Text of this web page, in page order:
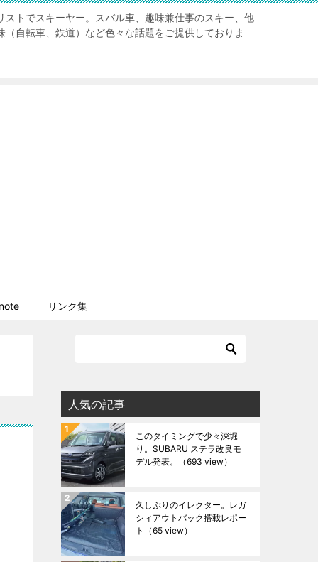
ストでスキーヤー。スバル車、趣味兼仕事のスキー、他
（自転車、鉄道）など色々な話題をご提供しておりま
リンク集
人気の記事
このタイミングで少々深堀
り。SUBARU ステラ改良モ
デル発表。
（693 view）
久しぶりのイレクター。レガ
シィアウトバック搭載レポー
ト
（65 view）